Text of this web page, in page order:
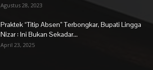
Agustus 28, 2023
Praktek “Titip Absen” Terbongkar, Bupati Lingga
Nizar : Ini Bukan Sekadar...
April 23, 2025